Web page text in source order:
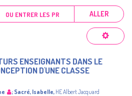
ALLER
ENSEIGNANTS DANS LE
D'UNE CLASSE
; Sacré, Isabelle, HE Albert Jacquard